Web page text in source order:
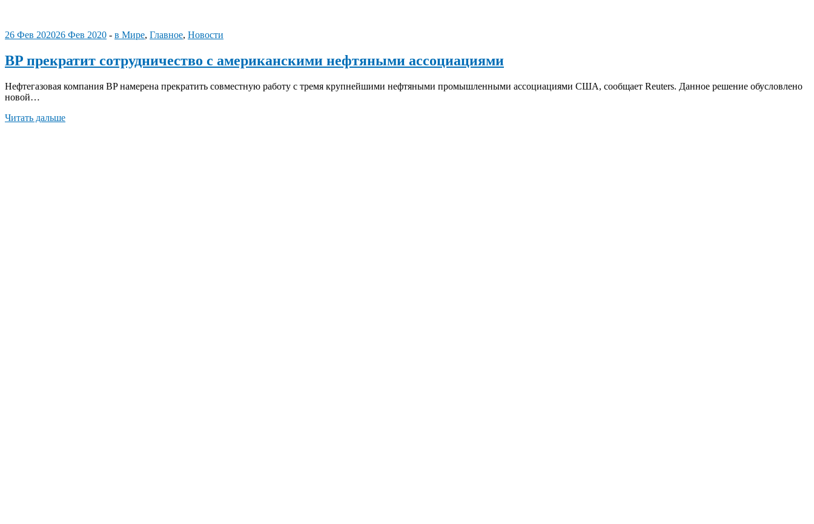
26 Фев 202026 Фев 2020 - в Мире, Главное, Новости
BP прекратит сотрудничество с американскими нефтяными ассоциациями
Нефтегазовая компания BP намерена прекратить совместную работу с тремя крупнейшими нефтяными промышленными ассоциациями США, сообщает Reuters. Данное решение обусловлено
новой…
Читать дальше